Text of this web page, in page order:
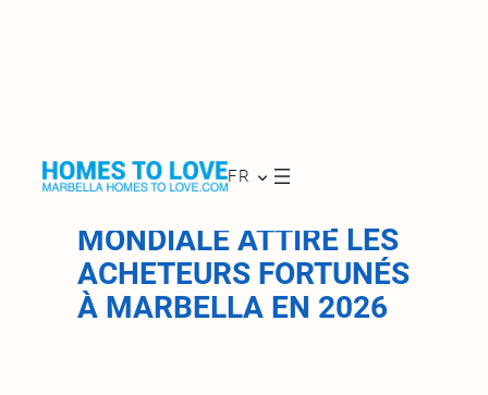
contenu
FR
POURQUOI
MONDIALE ATTIRE LES
ACHETEURS FORTUNÉS
À MARBELLA EN 2026